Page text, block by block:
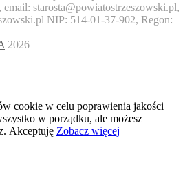
starosta@powiatostrzeszowski.pl,
NIP: 514-01-37-902, Regon:
2026
cookie w celu poprawienia jakości
w porządku, ale możesz
Akceptuję Zobacz więcej